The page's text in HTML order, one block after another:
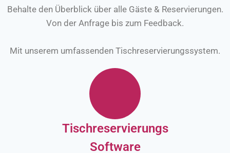
Behalte den Überblick über alle Gäste & Reservierungen.
Von der Anfrage bis zum Feedback.
Mit unserem umfassenden Tischreservierungssystem.
Tischreservierungs
Software